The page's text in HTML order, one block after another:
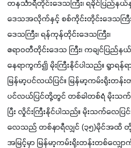
တနင်္သာရီတိုင်းဒေသကြီး၊ ရခိုင်ပြည်
ဒေသအလိုက်နှင့် စစ်ကိုင်းတိုင်းဒေသကြီး
ဒေသကြီး၊ ရန်ကုန်တိုင်းဒေသကြီး၊
ဧရာဝတီတိုင်းဒေသ ကြီး၊ ကချင်ပြ
နေရာကွက်၍ မိုးကြီးနိုင်ပါသည်။ ရွာရန်ရ
မြန်မာ့ပင်လယ်ပြင်။ မြန်မာ့ကမ်းရိုးတ
ပင်လယ်ပြင်တို့တွင် တစ်ခါတစ်ရံ မိုးသက် လ
ပြီး လှိုင်းကြီးနိုင်ပါသည်။ မိုးသက်လေပြင်း
လေသည် တစ်နာရီလျှင် (၃၅)မိုင်အထိ
အမြင့်မှာ မြန်မာ့ကမ်းရိုးတန်းတစ်လျှ